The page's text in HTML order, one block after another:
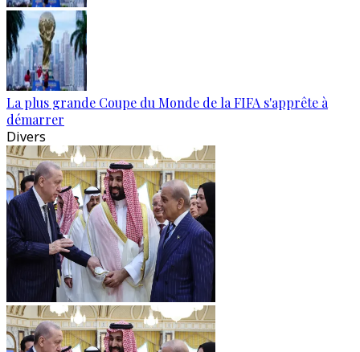
La plus grande Coupe du Monde de la FIFA s'apprête à
démarrer
Divers